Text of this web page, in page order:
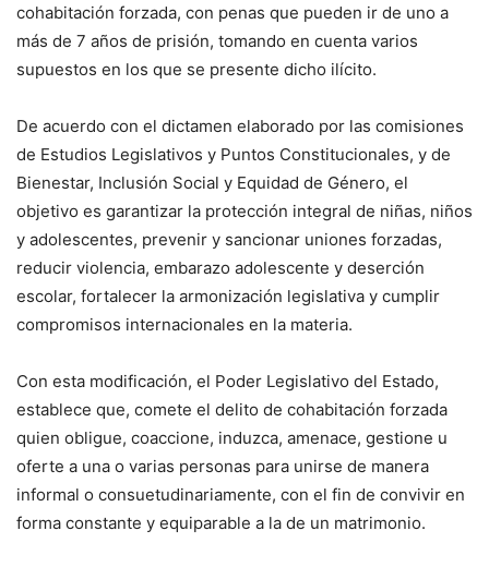
cohabitación forzada, con penas que pueden ir de uno a
más de 7 años de prisión, tomando en cuenta varios
supuestos en los que se presente dicho ilícito.
De acuerdo con el dictamen elaborado por las comisiones
de Estudios Legislativos y Puntos Constitucionales, y de
Bienestar, Inclusión Social y Equidad de Género, el
objetivo es garantizar la protección integral de niñas, niños
y adolescentes, prevenir y sancionar uniones forzadas,
reducir violencia, embarazo adolescente y deserción
escolar, fortalecer la armonización legislativa y cumplir
compromisos internacionales en la materia.
Con esta modificación, el Poder Legislativo del Estado,
establece que, comete el delito de cohabitación forzada
quien obligue, coaccione, induzca, amenace, gestione u
oferte a una o varias personas para unirse de manera
informal o consuetudinariamente, con el fin de convivir en
forma constante y equiparable a la de un matrimonio.